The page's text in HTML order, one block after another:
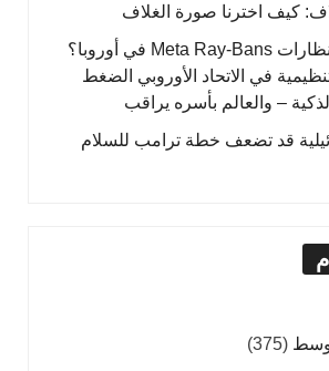
كيف اخترنا صورة الغلاف
هل يمكن حظر نظارات Meta Ray-Bans في أوروبا؟
في الاتحاد الأوروبي الضغط
– والعالم بأسره يراقب
قد تضعف خطة ترامب للسلام
(375)